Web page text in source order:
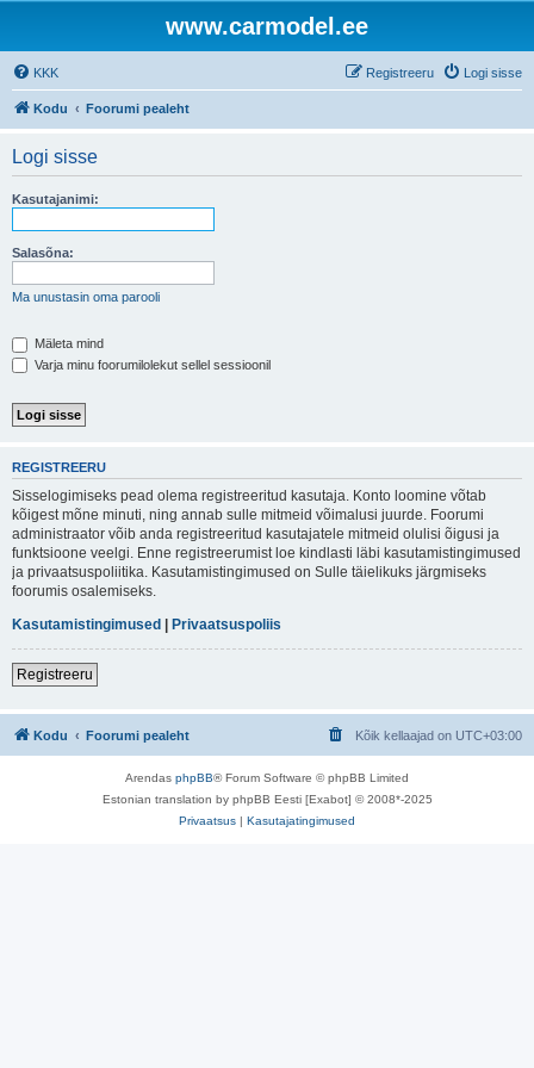
www.carmodel.ee
KKK Logi sisse
Registreeru
Kodu Foorumi pealeht
Logi sisse
Kasutajanimi:
Salasõna:
Ma unustasin oma parooli
Mäleta mind
Varja minu foorumilolekut sellel sessioonil
REGISTREERU
Sisselogimiseks pead olema registreeritud kasutaja. Konto loomine võtab
kõigest mõne minuti, ning annab sulle mitmeid võimalusi juurde. Foorumi
administraator võib anda registreeritud kasutajatele mitmeid olulisi õigusi ja
funktsioone veelgi. Enne registreerumist loe kindlasti läbi kasutamistingimused
ja privaatsuspoliitika. Kasutamistingimused on Sulle täielikuks järgmiseks
foorumis osalemiseks.
Kasutamistingimused | Privaatsuspoliis
Registreeru
Kodu Foorumi pealeht Kõik kellaajad on UTC+03:00
Arendas phpBB® Forum Software © phpBB Limited
Estonian translation by phpBB Eesti [Exabot] © 2008*-2025
Privaatsus | Kasutajatingimused